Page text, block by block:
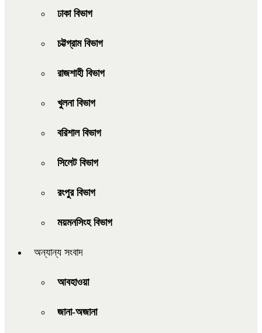
ঢাকা বিভাগ
চট্টগ্রাম বিভাগ
রাজশাহী বিভাগ
খুলনা বিভাগ
বরিশাল বিভাগ
সিলেট বিভাগ
রংপুর বিভাগ
ময়মনসিংহ বিভাগ
অন্যান্য সংবাদ
আবহাওয়া
জানা-অজানা